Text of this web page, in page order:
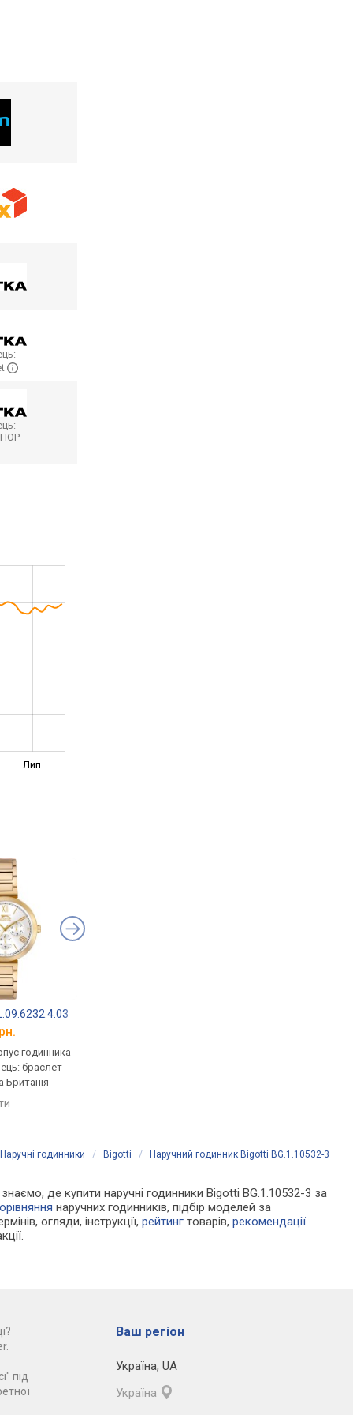
Лип.
годинника
браслет
Британія
Наручні годинники / Bigotti / Наручний годинник Bigotti BG.1.10532-3
де купити наручні годинники Bigotti BG.1.10532-3 за
наручних годинників, підбір моделей за
огляди, інструкції,рейтинг товарів,рекомендації
під
Ваш регіон
Україна, UA
Україна